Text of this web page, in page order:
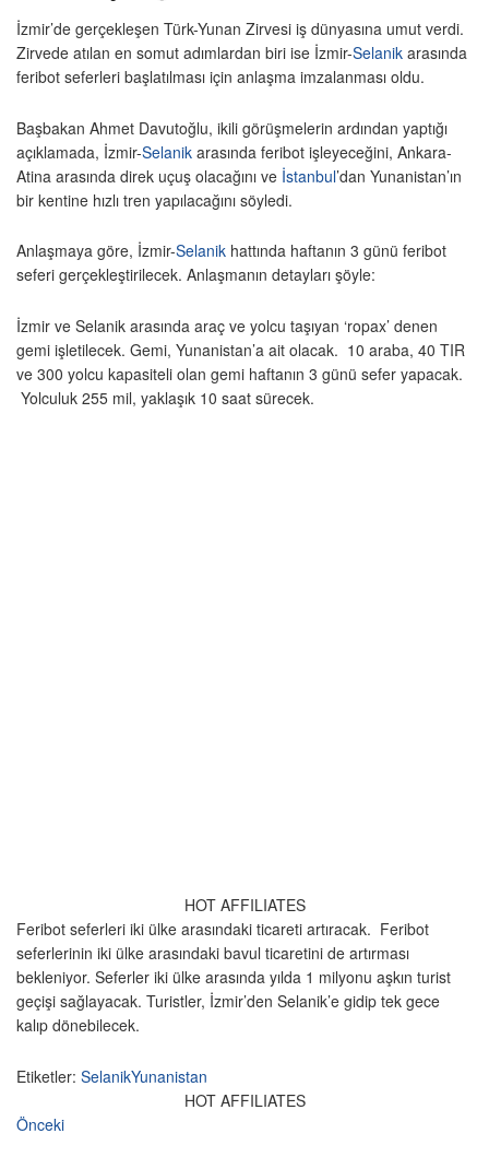
İzmir’de gerçekleşen Türk-Yunan Zirvesi iş dünyasına umut verdi.
Zirvede atılan en somut adımlardan biri ise İzmir-Selanik arasında
feribot seferleri başlatılması için anlaşma imzalanması oldu.
Başbakan Ahmet Davutoğlu, ikili görüşmelerin ardından yaptığı
açıklamada, İzmir-Selanik arasında feribot işleyeceğini, Ankara-
Atina arasında direk uçuş olacağını ve İstanbul’dan Yunanistan’ın
bir kentine hızlı tren yapılacağını söyledi.
Anlaşmaya göre, İzmir-Selanik hattında haftanın 3 günü feribot
seferi gerçekleştirilecek. Anlaşmanın detayları şöyle:
İzmir ve Selanik arasında araç ve yolcu taşıyan ‘ropax’ denen
gemi işletilecek. Gemi, Yunanistan’a ait olacak. 10 araba, 40 TIR
ve 300 yolcu kapasiteli olan gemi haftanın 3 günü sefer yapacak.
Yolculuk 255 mil, yaklaşık 10 saat sürecek.
HOT AFFILIATES
Feribot seferleri iki ülke arasındaki ticareti artıracak. Feribot
seferlerinin iki ülke arasındaki bavul ticaretini de artırması
bekleniyor. Seferler iki ülke arasında yılda 1 milyonu aşkın turist
geçişi sağlayacak. Turistler, İzmir’den Selanik’e gidip tek gece
kalıp dönebilecek.
Etiketler: SelanikYunanistan
HOT AFFILIATES
Önceki